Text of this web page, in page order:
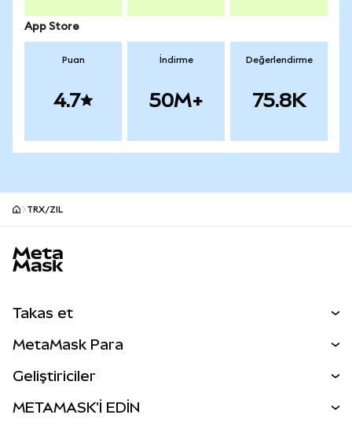
App Store
Puan
4.7
İndirme
50M+
Değerlendirme
75.8K
TRX/ZIL
Takas et
Perps
RWA'lar
MetaMask Para
Geliştiriciler
METAMASK'İ EDİN